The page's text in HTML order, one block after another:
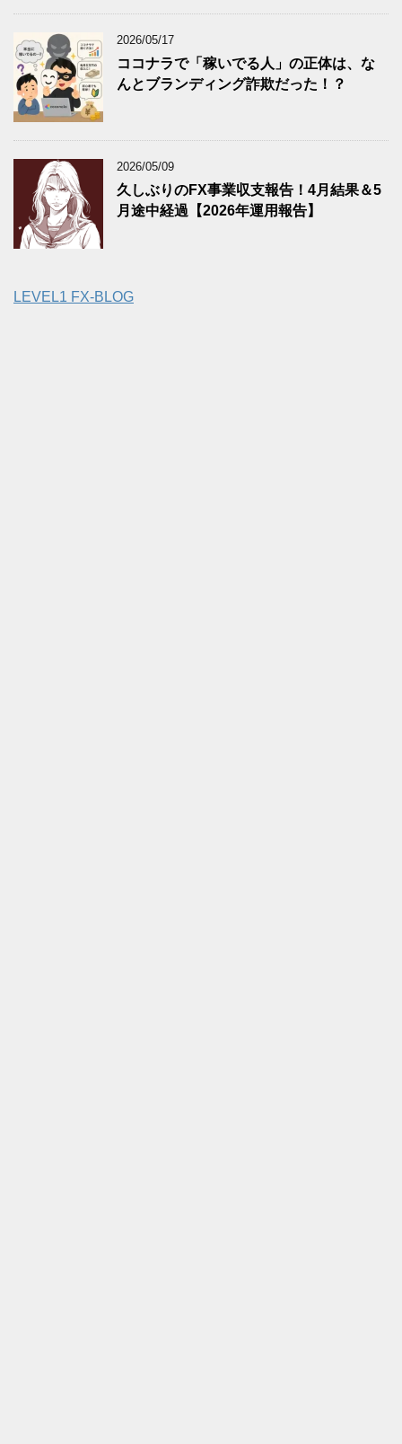
2026/05/17
ココナラで「稼いでる人」の正体は、な
んとブランディング詐欺だった！？
2026/05/09
久しぶりのFX事業収支報告！4月結果＆5
月途中経過【2026年運用報告】
LEVEL1 FX-BLOG